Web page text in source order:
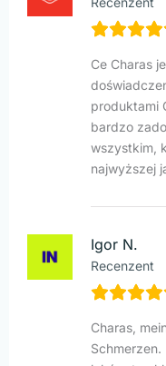
Ce Charas
produktami
bardzo
wszystkim,
najwyższej
Igor N.
Recenzent
Charas,